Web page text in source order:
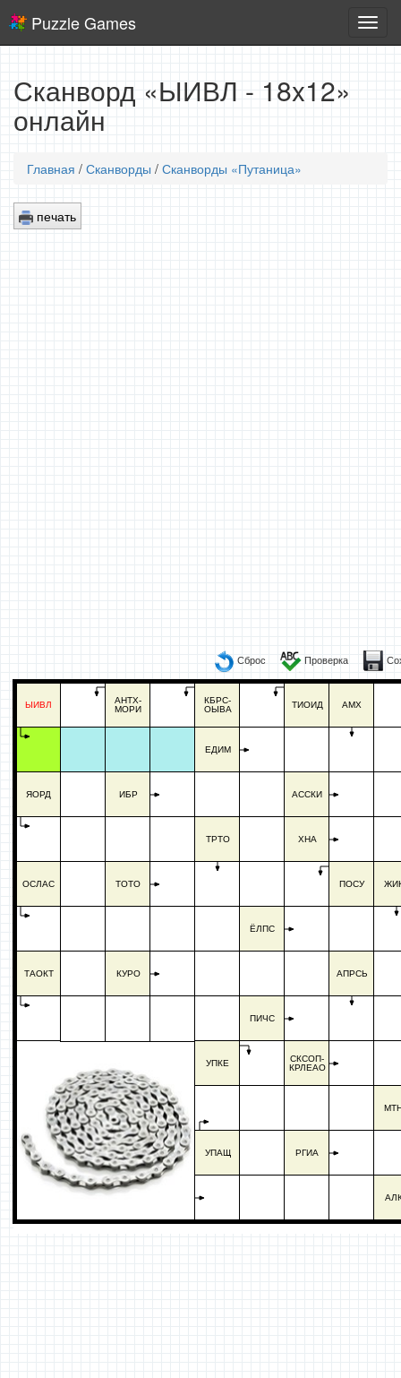
игры
Puzzle Games
Сканворд «ЫИВЛ - 18x12»
онлайн
Главная / Сканворды / Сканворды «Путаница»
печать
Сброс Проверка
ЫИВЛ
ЯОРД
ОСЛАС
ТАОКТ
АНТХ-
МОРИ
ИБР
ТОТО
КУРО
КБРС-
ОЫВА
ЕДИМ
ТРТО
УПКЕ
УПАЩ
ЁЛПС
ПИЧС
ТИОИД
АССКИ
ХНА
СКСОП-
КРЛЕАО
РГИА
АМХ
ПОСУ
АПРСЬ